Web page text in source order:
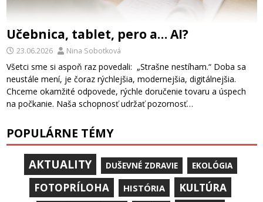
Učebnica, tablet, pero a… AI?
23.06.2026 Nina Sobotková
Všetci sme si aspoň raz povedali: „Strašne nestíham.“ Doba sa
neustále mení, je čoraz rýchlejšia, modernejšia, digitálnejšia.
Chceme okamžité odpovede, rýchle doručenie tovaru a úspech
na počkanie. Naša schopnosť udržať pozornosť…
POPULÁRNE TÉMY
AKTUALITY DUŠEVNÉ ZDRAVIE EKOLÓGIA
FOTOPRÍLOHA HISTÓRIA KULTÚRA